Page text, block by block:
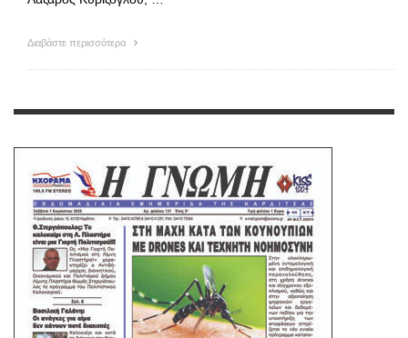
Διαβάστε περισσότερα